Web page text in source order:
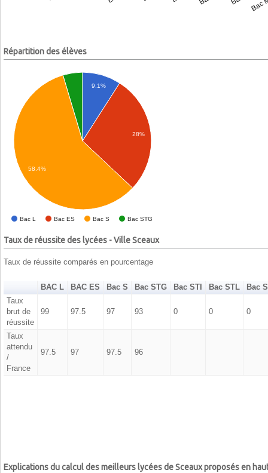
Répartition des élèves
Bac L Bac ES Bac S Bac STG
9.1%
28%
58.4%
Taux de réussite des lycées - Ville Sceaux
Taux de réussite comparés en pourcentage
BAC L BAC ES Bac S Bac STG Bac STI Bac STL
Bac
Taux
brut de
réussite
99 97.5 97 93 0 0 0
Taux
attendu
/
France
97.5 97 97.5 96
Explications du calcul des meilleurs lycées de Sceaux proposés en